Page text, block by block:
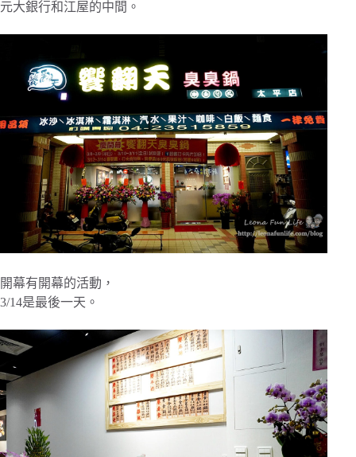
元大銀行和江屋的中間。
開幕有開幕的活動，
3/14是最後一天。